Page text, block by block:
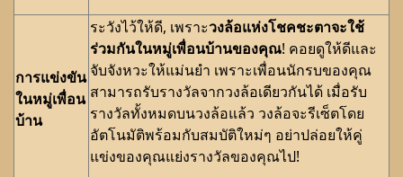
การแข่งขัน
ในหมู่เพื่อน
บ้าน
ระวังไว้ให้ดี, เพราะวงล้อแห่งโชคชะตาจะใช้
ร่วมกันในหมู่เพื่อนบ้านของคุณ! คอยดูให้ดีและ
จับจังหวะให้แม่นยำ เพราะเพื่อนนักรบของคุณ
สามารถรับรางวัลจากวงล้อเดียวกันได้ เมื่อรับ
รางวัลทั้งหมดบนวงล้อแล้ว วงล้อจะรีเซ็ตโดย
อัตโนมัติพร้อมกับสมบัติใหม่ๆ อย่าปล่อยให้คู่
แข่งของคุณแย่งรางวัลของคุณไป!